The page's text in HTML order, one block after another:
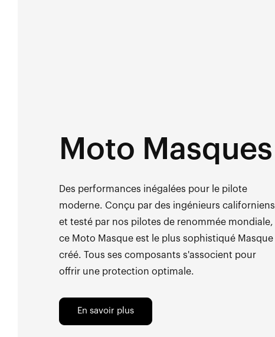
Moto Masques
Des performances inégalées pour le pilote
moderne. Conçu par des ingénieurs californiens
et testé par nos pilotes de renommée mondiale,
ce Moto Masque est le plus sophistiqué Masque
créé. Tous ses composants s'associent pour
offrir une protection optimale.
En savoir plus